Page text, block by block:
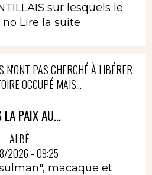
sur lesquels le
no Lire la suite
N'ONT PAS CHERCHÉ À LIBÉRER
OCCUPÉ MAIS...
LA PAIX AU...
ALBÈ
2026 - 09:25
macaque et